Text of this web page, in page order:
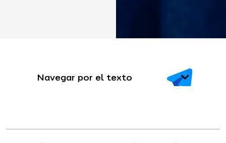
Navegar por el texto